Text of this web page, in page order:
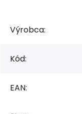
Výrobca:
Kód:
EAN: